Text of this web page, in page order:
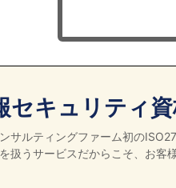
セキュリティ
サルティングファーム初の
扱うサービスだからこそ、お客